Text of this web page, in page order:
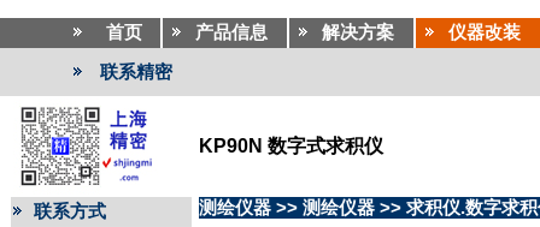
首页 产品信息 解决方案 仪器改装
联系精密
KP90N 数字式求积仪
联系方式
测绘仪器 >> 测绘仪器 >> 求积仪.数字求